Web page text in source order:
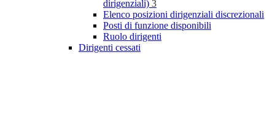
dirigenziali) 3
Elenco posizioni dirigenziali discrezionali
Posti di funzione disponibili
Ruolo dirigenti
Dirigenti cessati